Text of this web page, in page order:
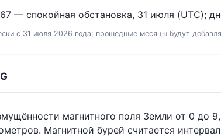
— спокойная обстановка, 31 июля (UTC);
с 31 июля 2026 года; прошедшие месяцы будут
магнитного поля Земли от 0 до
Магнитной бурей считается